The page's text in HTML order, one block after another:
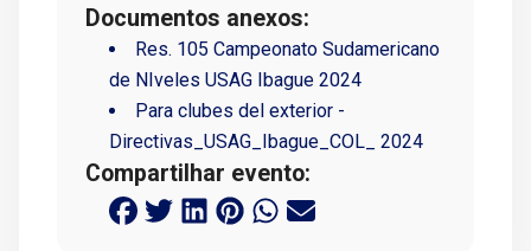
Documentos anexos:
Res. 105 Campeonato Sudamericano
de NIveles USAG Ibague 2024
Para clubes del exterior -
Directivas_USAG_Ibague_COL_ 2024
Compartilhar evento: